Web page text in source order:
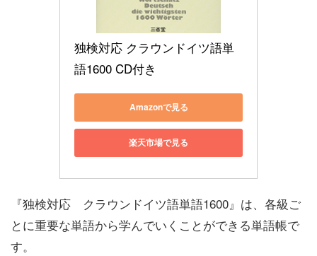
独検対応 クラウンドイツ語単
語1600 CD付き
Amazonで見る
楽天市場で見る
『独検対応 クラウンドイツ語単語1600』は、各級ご
とに重要な単語から学んでいくことができる単語帳で
す。